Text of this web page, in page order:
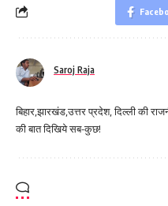
Saroj Raja
बिहार,झारखंड,उत्तर प्रदेश, दिल्ली की
की बात दिखिये सब-कुछ!